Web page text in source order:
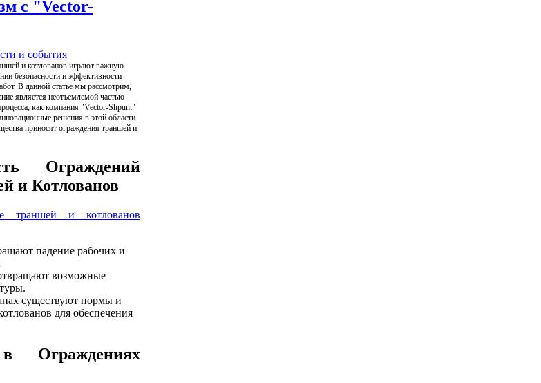
с "Vector-
и события
и котлованов играют важную
безопасности и эффективности
В данной статье мы рассмотрим,
является неотъемлемой частью
как компания "Vector-Shpunt"
решения в этой области
приносят ограждения траншей и
Ограждений
и Котлованов
траншей и котлованов
падение рабочих и
возможные
существуют нормы и
для обеспечения
Ограждениях